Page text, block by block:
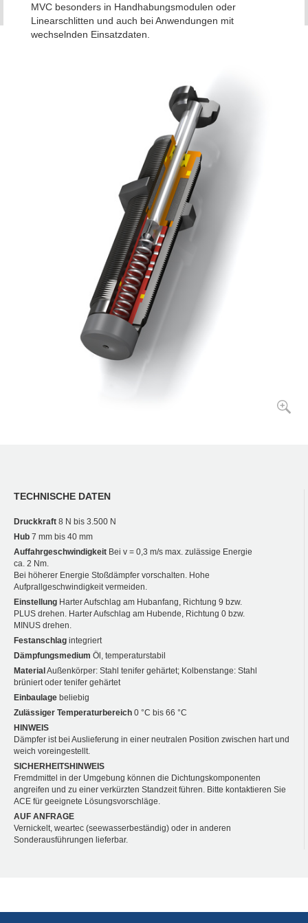
MVC besonders in Handhabungsmodulen oder
Linearschlitten und auch bei Anwendungen mit
wechselnden Einsatzdaten.
TECHNISCHE DATEN
Druckkraft 8 N bis 3.500 N
Hub 7 mm bis 40 mm
Auffahrgeschwindigkeit Bei v = 0,3 m/s max. zulässige Energie
ca. 2 Nm.
Bei höherer Energie Stoßdämpfer vorschalten. Hohe
Aufprallgeschwindigkeit vermeiden.
Einstellung Harter Aufschlag am Hubanfang, Richtung 9 bzw.
PLUS drehen. Harter Aufschlag am Hubende, Richtung 0 bzw.
MINUS drehen.
Festanschlag integriert
Dämpfungsmedium Öl, temperaturstabil
MaterialAußenkörper: Stahl tenifer gehärtet; Kolbenstange: Stahl
brüniert oder tenifer gehärtet
Einbaulage beliebig
Zulässiger Temperaturbereich 0 °C bis 66 °C
HINWEIS
Dämpfer ist bei Auslieferung in einer neutralen Position zwischen hart und
weich voreingestellt.
SICHERHEITSHINWEIS
Fremdmittel in der Umgebung können die Dichtungskomponenten
angreifen und zu einer verkürzten Standzeit führen. Bitte kontaktieren Sie
ACE für geeignete Lösungsvorschläge.
AUF ANFRAGE
Vernickelt, weartec (seewasserbeständig) oder in anderen
Sonderausführungen lieferbar.